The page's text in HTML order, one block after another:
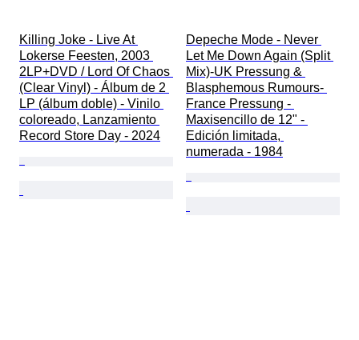
Killing Joke - Live At
Lokerse Feesten, 2003
2LP+DVD / Lord Of Chaos
(Clear Vinyl) - Álbum de 2
LP (álbum doble) - Vinilo
coloreado, Lanzamiento
Record Store Day - 2024
Depeche Mode - Never
Let Me Down Again (Split
Mix)-UK Pressung &
Blasphemous Rumours-
France Pressung -
Maxisencillo de 12" -
Edición limitada,
numerada - 1984